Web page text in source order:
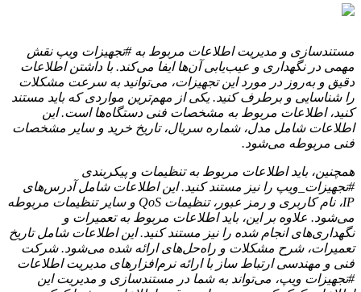
مستندسازی و مدیریت اطلاعات مربوط به #تجهیزات ویپ نقش
مهمی در نگهداری و عیب‌یابی آن‌ها ایفا می‌کند. با داشتن اطلاعات
دقیق و به‌روز در مورد این تجهیزات، می‌توانید به سرعت مشکلات
را شناسایی و برطرف کنید. یکی از مهم‌ترین مواردی که باید مستند
کنید، اطلاعات مربوط به مشخصات فنی دستگاه‌ها است. این
اطلاعات شامل مدل، شماره سریال، تاریخ خرید و سایر مشخصات
فنی مربوطه می‌شود.
همچنین، باید اطلاعات مربوط به تنظیمات و پیکربندی
#تجهیزات_ویپ را نیز مستند کنید. این اطلاعات شامل آدرس‌های
IP، نام کاربری و رمز عبور، تنظیمات QoS و سایر تنظیمات مربوطه
می‌شود. علاوه بر این، باید اطلاعات مربوط به تعمیرات و
نگهداری‌های انجام شده را نیز مستند کنید. این اطلاعات شامل تاریخ
تعمیرات، شرح مشکلات و راه‌حل‌های ارائه شده می‌شود. شرکت
فنی و مهندسی ارتباط ساز با ارائه نرم‌افزارهای مدیریت اطلاعات
#تجهیزات ویپ، می‌تواند به شما در مستندسازی و مدیریت این